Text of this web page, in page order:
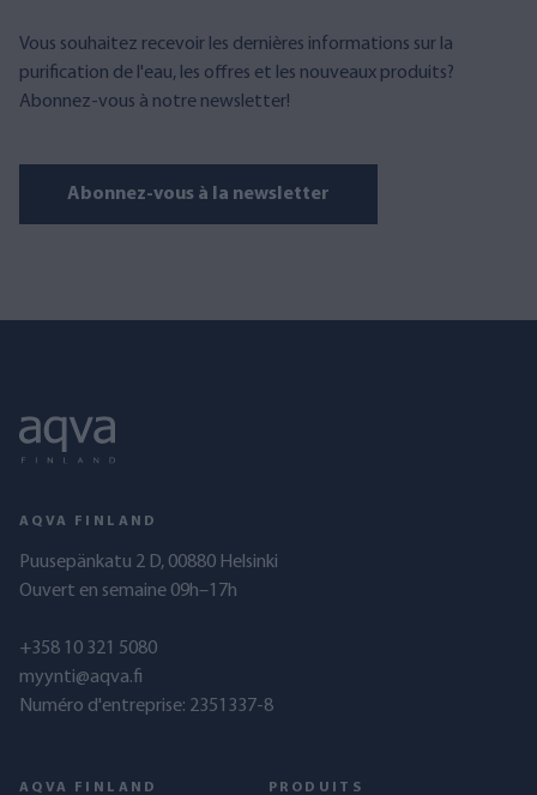
Vous souhaitez recevoir les dernières informations sur la
purification de l'eau, les offres et les nouveaux produits?
Abonnez-vous à notre newsletter!
Abonnez-vous à la newsletter
AQVA FINLAND
Puusepänkatu 2 D, 00880 Helsinki
Ouvert en semaine 09h–17h
+358 10 321 5080
myynti@aqva.fi
Numéro d'entreprise: 2351337-8
AQVA FINLAND PRODUITS